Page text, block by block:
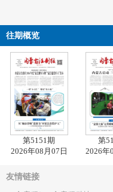
往期概览
第5151期
2026年08月07日
第
2026年
友情链接